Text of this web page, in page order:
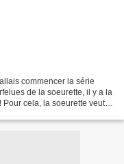
commencer la série
de la soeurette, il y a la
cela, la soeurette veut